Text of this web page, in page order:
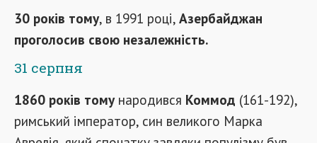
30 років тому, в 1991 році, Азербайджан
проголосив свою незалежність.
31 серпня
1860 років томународився Коммод (161-192),
римський імператор, син великого Марка